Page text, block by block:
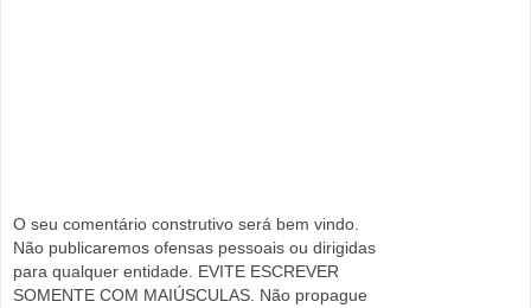
O seu comentário construtivo será bem vindo.
Não publicaremos ofensas pessoais ou dirigidas
para qualquer entidade. EVITE ESCREVER
SOMENTE COM MAIÚSCULAS. Não propague